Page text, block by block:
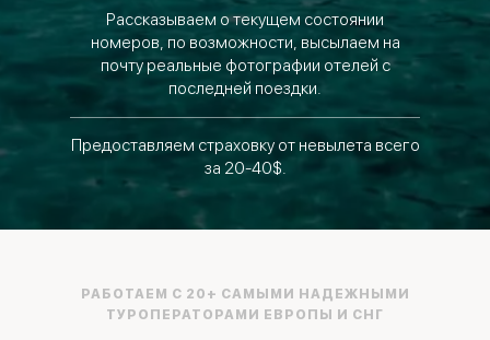
Рассказываем о текущем состоянии
номеров, по возможности, высылаем на
почту реальные фотографии отелей с
последней поездки.
Предоставляем страховку от невылета всего
за 20-40$.
РАБОТАЕМ С 20+ САМЫМИ НАДЕЖНЫМИ
ТУРОПЕРАТОРАМИ ЕВРОПЫ И СНГ